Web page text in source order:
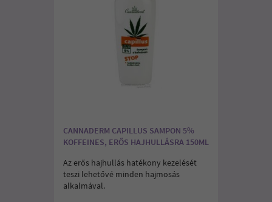
CANNADERM CAPILLUS SAMPON 5%
KOFFEINES, ERŐS HAJHULLÁSRA 150ML
Az erős hajhullás hatékony kezelését
teszi lehetővé minden hajmosás
alkalmával.